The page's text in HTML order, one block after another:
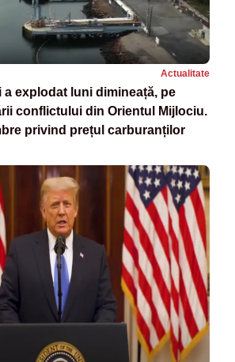
Actualitate
a explodat luni dimineață, pe
conflictului din Orientul Mijlociu.
privind prețul carburanților